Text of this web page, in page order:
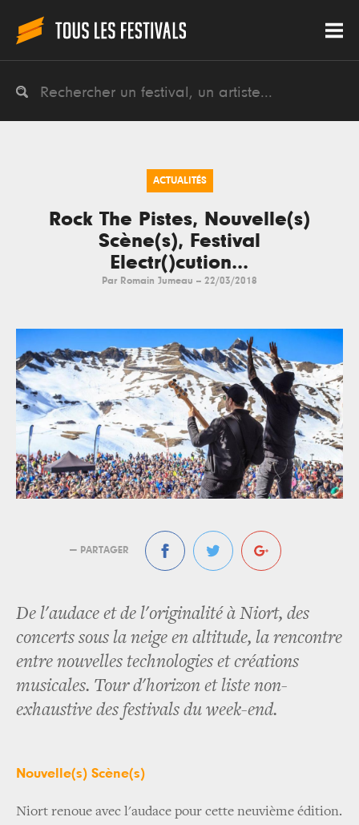
ACTUALITÉS
Rock The Pistes, Nouvelle(s)
Scène(s), Festival
Electr()cution...
Par Romain Jumeau -- 22/03/2018
— PARTAGER
De l'audace et de l'originalité à Niort, des
concerts sous la neige en altitude, la rencontre
entre nouvelles technologies et créations
musicales. Tour d'horizon et liste non-
exhaustive des festivals du week-end.
Nouvelle(s) Scène(s)
Niort renoue avec l'audace pour cette neuvième édition.